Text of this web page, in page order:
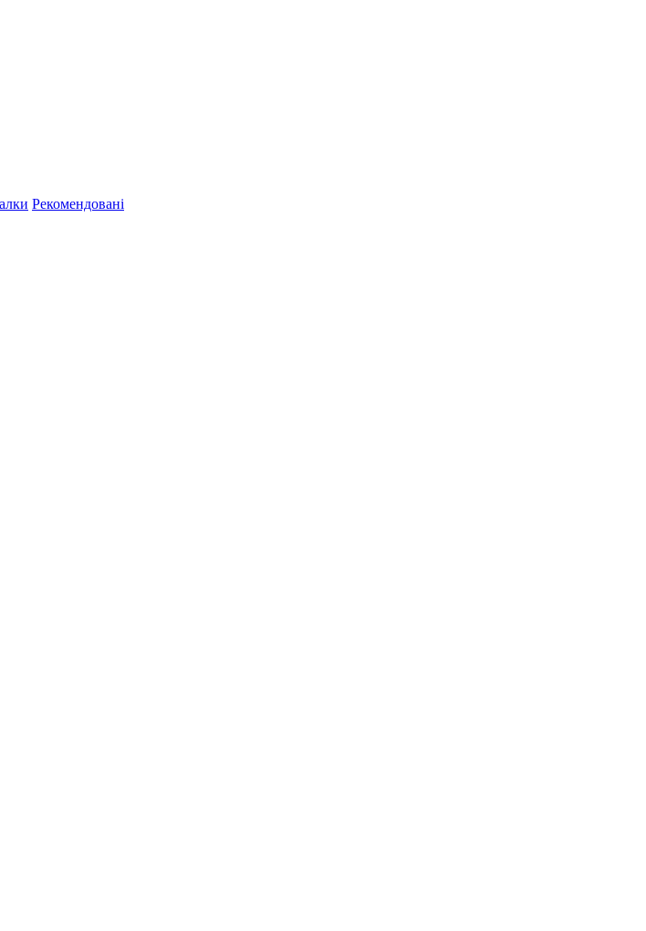
Рекомендовані